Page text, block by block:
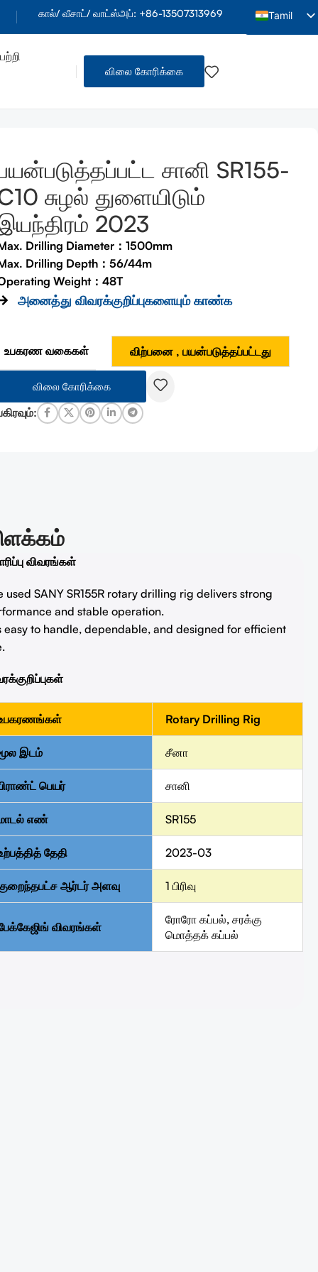
கால்/ வீசாட்/ வாட்ஸ்அப்: +86-13507313969
Tamil
English
Thai
விலை கோரிக்கை
சானி SR155-
சுழல் துளையிடும்
2023
Drilling Diameter：1500mm
Drilling Depth：56/44m
Weight：48T
அனைத்து விவரக்குறிப்புகளையும் காண்க
உபகரண வகைகள் விற்பனை , பயன்படுத்தப்பட்டது
விலை கோரிக்கை
விவரங்கள்
used SANY SR155R rotary drilling rig delivers strong
and stable operation.
easy to handle, dependable, and designed for efficient
Rotary Drilling Rig
இடம் சீனா
பெயர் சானி
எண் SR155
தேதி 2023-03
ஆர்டர் அளவு 1 பிரிவு
விவரங்கள்
ரோரோ கப்பல், சரக்கு
மொத்தக் கப்பல்